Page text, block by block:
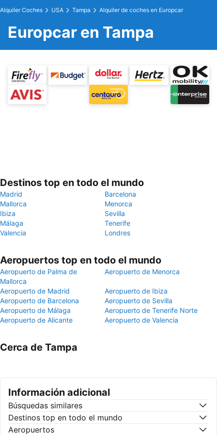
Alquiler Coches USA Tampa Alquiler de coches en Europcar
Europcar en Tampa
Destinos top en todo el mundo
Madrid
Barcelona
Mallorca
Menorca
Ibiza
Sevilla
Málaga
Tenerife
Valencia
Londres
Aeropuertos top en todo el mundo
Aeropuerto de Palma de
Mallorca
Aeropuerto de Menorca
Aeropuerto de Madrid
Aeropuerto de Ibiza
Aeropuerto de Barcelona
Aeropuerto de Sevilla
Aeropuerto de Málaga
Aeropuerto de Tenerife Norte
Aeropuerto de Alicante
Aeropuerto de Valencia
Cerca de Tampa
Información adicional
Búsquedas similares
Destinos top en todo el mundo
Aeropuertos